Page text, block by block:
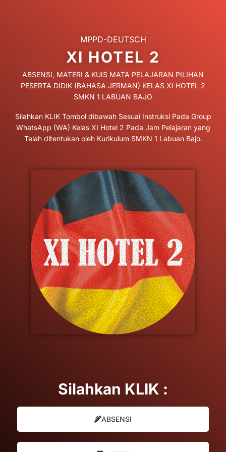
MPPD-DEUTSCH
XI HOTEL 2
ABSENSI, MATERI & KUIS MATA PELAJARAN PILIHAN
PESERTA DIDIK (BAHASA JERMAN) KELAS XI HOTEL 2
SMKN 1 LABUAN BAJO
Silahkan KLIK Tombol dibawah Sesuai Instruksi Pada Group
WhatsApp (WA) Kelas XI Hotel 2 Pada Jam Pelajaran yang
Telah ditentukan oleh Kurikulum SMKN 1 Labuan Bajo.
Silahkan KLIK :
ABSENSI